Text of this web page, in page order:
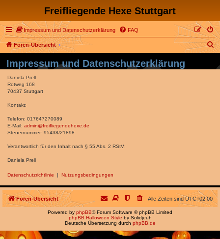
Freifliegende Hexe Stuttgart
Impressum und Datenschutzerklärung FAQ
Foren-Übersicht
S
c
Impressum und Datenschutzerklärung
Daniela Prell
Rotweg 168
70437 Stuttgart
Kontakt:
Telefon: 017647270089
E-Mail: admin@freifliegendehexe.de
Steuernummer: 95438/21898
Verantwortlich für den Inhalt nach § 55 Abs. 2 RStV:
Daniela Prell
Datenschutzrichtlinie | Nutzungsbedingungen
Foren-Übersicht Alle Zeiten sindUTC+02:00
Powered by phpBB® Forum Software © phpBB Limited
phpBB Halloween Style by Solidjeuh
Deutsche Übersetzung durch phpBB.de